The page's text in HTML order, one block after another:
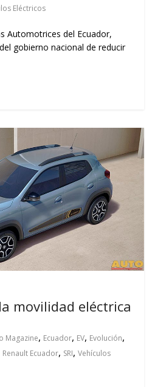
Eléctricos
Automotrices del Ecuador,
gobierno nacional de reducir
movilidad eléctrica
Magazine, Ecuador, EV, Evolución,
Renault Ecuador, SRI,Vehículos